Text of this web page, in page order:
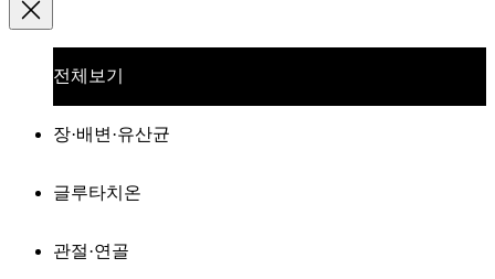
전체보기
장·배변·유산균
글루타치온
관절·연골